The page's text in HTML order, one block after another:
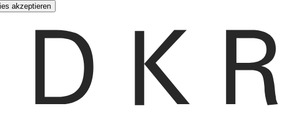
akzeptieren